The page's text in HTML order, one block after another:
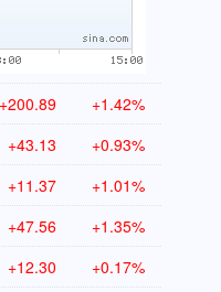
+200.89 +1.42%
+43.13 +0.93%
+11.37 +1.01%
+47.56 +1.35%
+12.30 +0.17%